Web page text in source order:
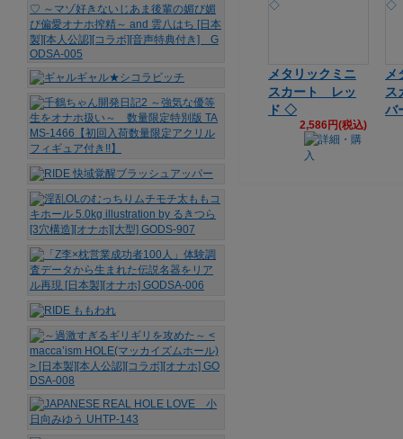
メタリックミニ
スカート レッ
ド ◇
2,586円(税込)
メ
ス
バ